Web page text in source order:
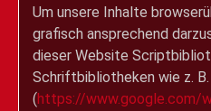
Um unsere Inhalte
grafisch ansprechend
dieser Website
Schriftbibliotheken wie z.
(https://www.google.com/